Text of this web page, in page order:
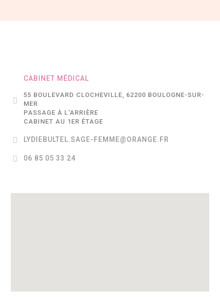
CABINET MÉDICAL
55 BOULEVARD CLOCHEVILLE, 62200 BOULOGNE-SUR-
MER
PASSAGE À L'ARRIÈRE
CABINET AU 1ER ÉTAGE
LYDIEBULTEL.SAGE-FEMME@ORANGE.FR
06 85 05 33 24